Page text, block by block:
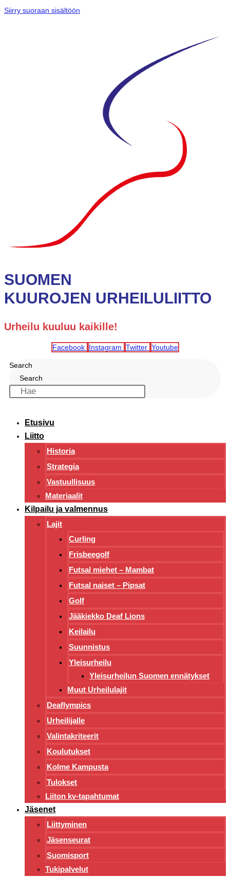
Siirry suoraan sisältöön
SUOMEN
KUUROJEN URHEILULIITTO
Urheilu kuuluu kaikille!
Facebook Instagram Twitter Youtube
Search
Search
Etusivu
Liitto
Historia
Strategia
Vastuullisuus
Materiaalit
Kilpailu ja valmennus
Lajit
Curling
Frisbeegolf
Futsal miehet – Mambat
Futsal naiset – Pipsat
Golf
Jääkiekko Deaf Lions
Keilailu
Suunnistus
Yleisurheilu
Yleisurheilun Suomen ennätykset
Muut Urheilulajit
Deaflympics
Urheilijalle
Valintakriteerit
Koulutukset
Kolme Kampusta
Tulokset
Liiton kv-tapahtumat
Jäsenet
Liittyminen
Jäsenseurat
Suomisport
Tukipalvelut